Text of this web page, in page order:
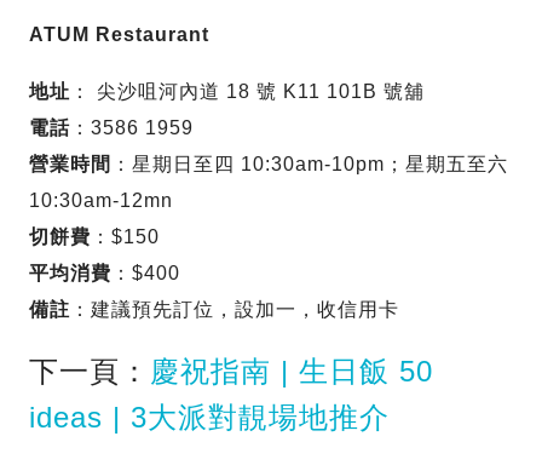
ATUM Restaurant
地址 ： 尖沙咀河內道 18 號 K11 101B 號舖
電話 ：3586 1959
營業時間 ：星期日至四 10:30am-10pm；星期五至六
10:30am-12mn
切餅費 ：$150
平均消費 ：$400
備註 ：建議預先訂位，設加一，收信用卡
下一頁： 慶祝指南 | 生日飯 50
ideas | 3大派對靚場地推介